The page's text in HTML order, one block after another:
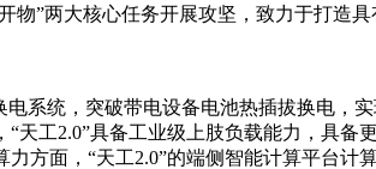
”两大核心任务开展攻坚，致力于打造
系统，突破带电设备电池热插拔换电，
天工2.0”具备工业级上肢负载能力，具
方面，“天工2.0”的端侧智能计算平台